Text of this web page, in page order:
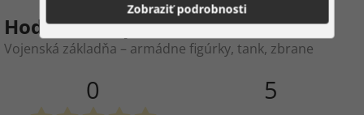
Hodnotenie produktu
Vojenská základňa – armádne figúrky, tank, zbrane
0 5
Zobraziť podrobnosti